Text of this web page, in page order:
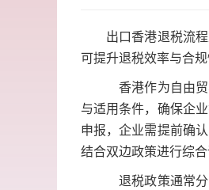
出口香港退税流程
可提升退税效率与合规
香港作为自由贸易
与适用条件，确保企
申报，企业需提前确
结合双边政策进行综合
退税政策通常分为